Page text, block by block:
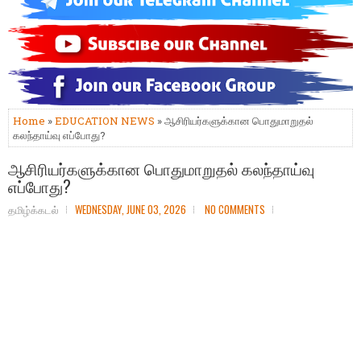
Home »EDUCATION NEWS » ஆசிரியர்களுக்கான பொதுமாறுதல்
கலந்தாய்வு எப்போது?
ஆசிரியர்களுக்கான பொதுமாறுதல் கலந்தாய்வு
எப்போது?
தமிழ்க்கடல் WEDNESDAY, JUNE 03, 2026 NO COMMENTS